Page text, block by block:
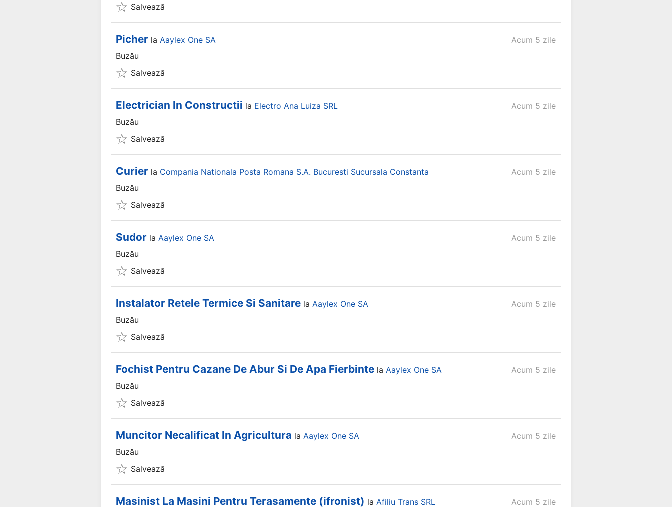
Salvează
Acum 5 zile
Picher la Aaylex One SA
Buzău
Salvează
Acum 5 zile
Electrician In Constructii la Electro Ana Luiza SRL
Buzău
Salvează
Acum 5 zile
Curier la Compania Nationala Posta Romana S.a. Bucuresti Sucursala Constanta
Buzău
Salvează
Acum 5 zile
Sudor la Aaylex One SA
Buzău
Salvează
Acum 5 zile
Instalator Retele Termice Si Sanitare la Aaylex One SA
Buzău
Salvează
Acum 5 zile
Fochist Pentru Cazane De Abur Si De Apa Fierbinte la Aaylex One SA
Buzău
Salvează
Acum 5 zile
Muncitor Necalificat In Agricultura la Aaylex One SA
Buzău
Salvează
Acum 5 zile
Masinist La Masini Pentru Terasamente (ifronist) la Afiliu Trans SRL